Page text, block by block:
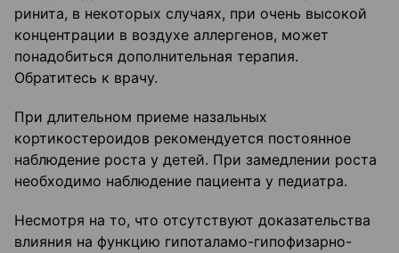
ринита, в некоторых случаях, при очень высокой
концентрации в воздухе аллергенов, может
понадобиться дополнительная терапия.
Обратитесь к врачу.
При длительном приеме назальных
кортикостероидов рекомендуется постоянное
наблюдение роста у детей. При замедлении роста
необходимо наблюдение пациента у педиатра.
Несмотря на то, что отсутствуют доказательства
влияния на функцию гипоталамо-гипофизарно-